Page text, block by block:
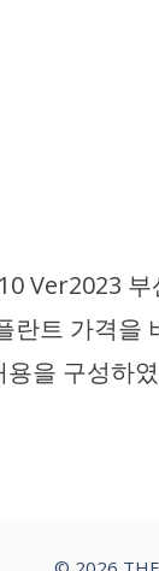
Ver2023
트 가격
을 구성